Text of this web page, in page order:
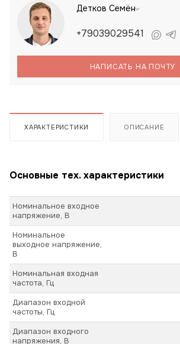
Детков Семён
+79039029541
НАПИСАТЬ НА ПОЧТУ
ХАРАКТЕРИСТИКИ ОПИСАНИЕ
Основные тех. характеристики
Номинальное входное
напряжение, В
Номинальное
выходное напряжение,
В
Номинальная входная
частота, Гц
Диапазон входной
частоты, Гц
Диапазон входного
напряжения, В